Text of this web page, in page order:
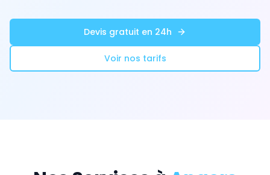
Devis gratuit en 24h
Voir nos tarifs